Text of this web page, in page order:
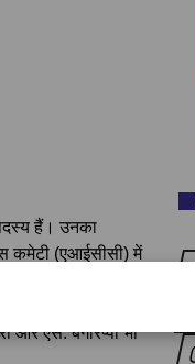
हैं। उनका
कमेटी (एआईसीसी) में
आरएसएस
और एस. बंगारप्पा भी